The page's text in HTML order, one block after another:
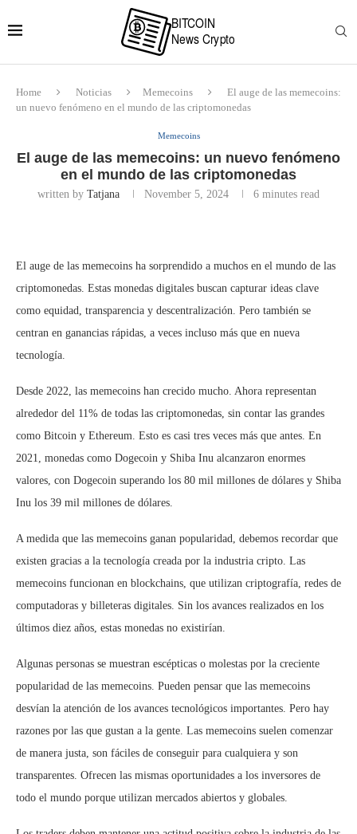
Home Noticias Memecoins
El auge de las memecoins:
un nuevo fenómeno en el mundo de las criptomonedas
Memecoins
El auge de las memecoins: un nuevo fenómeno
en el mundo de las criptomonedas
written by Tatjana November 5, 2024 6 minutes read
El auge de las memecoins ha sorprendido a muchos en el mundo de las
criptomonedas. Estas monedas digitales buscan capturar ideas clave
como equidad, transparencia y descentralización. Pero también se
centran en ganancias rápidas, a veces incluso más que en nueva
tecnología.
Desde 2022, las memecoins han crecido mucho. Ahora representan
alrededor del 11% de todas las criptomonedas, sin contar las grandes
como Bitcoin y Ethereum. Esto es casi tres veces más que antes. En
2021, monedas como Dogecoin y Shiba Inu alcanzaron enormes
valores, con Dogecoin superando los 80 mil millones de dólares y Shiba
Inu los 39 mil millones de dólares.
A medida que las memecoins ganan popularidad, debemos recordar que
existen gracias a la tecnología creada por la industria cripto. Las
memecoins funcionan en blockchains, que utilizan criptografía, redes de
computadoras y billeteras digitales. Sin los avances realizados en los
últimos diez años, estas monedas no existirían.
Algunas personas se muestran escépticas o molestas por la creciente
popularidad de las memecoins. Pueden pensar que las memecoins
desvían la atención de los avances tecnológicos importantes. Pero hay
razones por las que gustan a la gente. Las memecoins suelen comenzar
de manera justa, son fáciles de conseguir para cualquiera y son
transparentes. Ofrecen las mismas oportunidades a los inversores de
todo el mundo porque utilizan mercados abiertos y globales.